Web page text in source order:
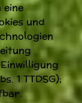
und
1 TTDSG);